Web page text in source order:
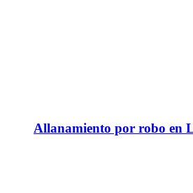
Allanamiento por robo en